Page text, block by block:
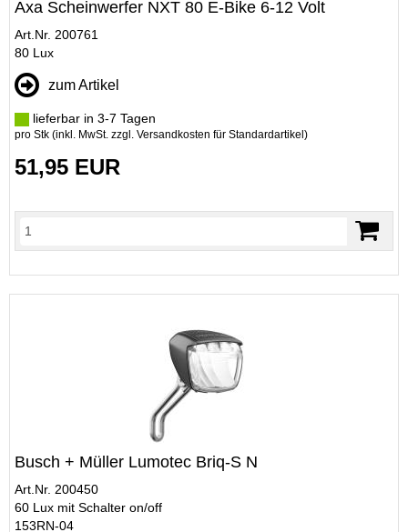
Axa Scheinwerfer NXT 80 E-Bike 6-12 Volt
Art.Nr. 200761
80 Lux
zum Artikel
lieferbar in 3-7 Tagen
pro Stk (inkl. MwSt. zzgl. Versandkosten für Standardartikel )
51,95 EUR
Busch + Müller Lumotec Briq-S N
Art.Nr. 200450
60 Lux mit Schalter on/off
153RN-04